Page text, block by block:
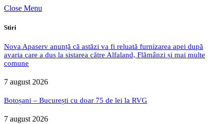
Close Menu
Stiri
Nova Apaserv anunță că astăzi va fi reluată furnizarea apei după
avaria care a dus la sistarea către Alfaland, Flămânzi și mai multe
comune
7 august 2026
Botoșani – București cu doar 75 de lei la RVG
7 august 2026